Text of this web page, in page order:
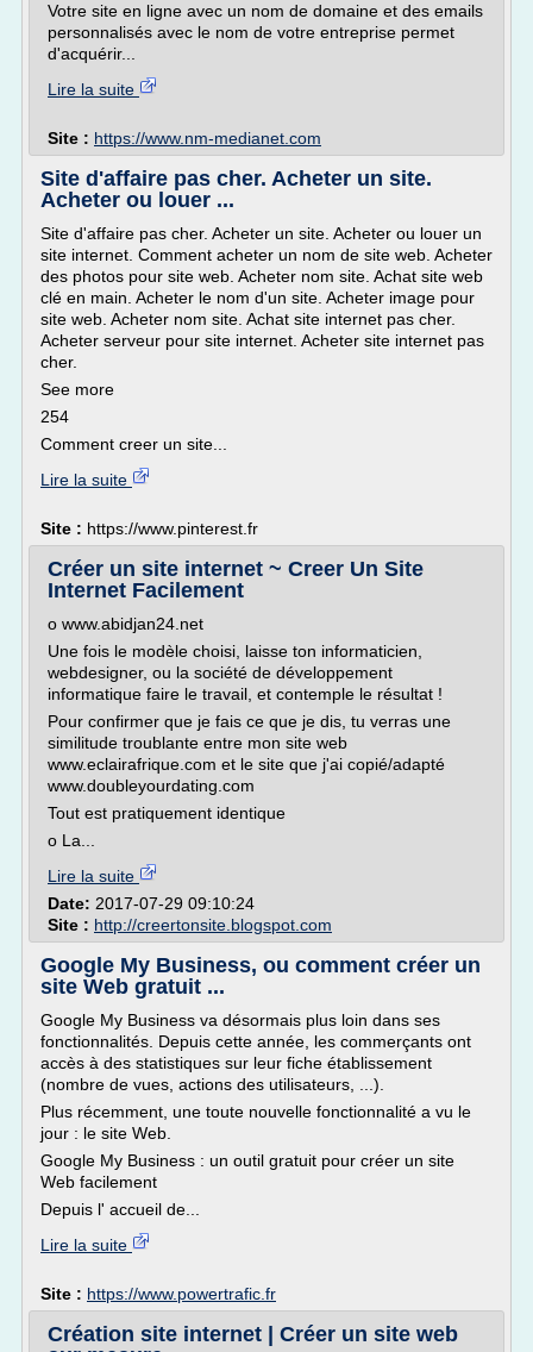
Votre site en ligne avec un nom de domaine et des emails
personnalisés avec le nom de votre entreprise permet
d'acquérir...
Lire la suite
Site : https://www.nm-medianet.com
Site d'affaire pas cher. Acheter un site.
Acheter ou louer ...
Site d'affaire pas cher. Acheter un site. Acheter ou louer un
site internet. Comment acheter un nom de site web. Acheter
des photos pour site web. Acheter nom site. Achat site web
clé en main. Acheter le nom d'un site. Acheter image pour
site web. Acheter nom site. Achat site internet pas cher.
Acheter serveur pour site internet. Acheter site internet pas
cher.
See more
254
Comment creer un site...
Lire la suite
Site : https://www.pinterest.fr
Créer un site internet ~ Creer Un Site
Internet Facilement
o www.abidjan24.net
Une fois le modèle choisi, laisse ton informaticien,
webdesigner, ou la société de développement
informatique faire le travail, et contemple le résultat !
Pour confirmer que je fais ce que je dis, tu verras une
similitude troublante entre mon site web
www.eclairafrique.com et le site que j'ai copié/adapté
www.doubleyourdating.com
Tout est pratiquement identique
o La...
Lire la suite
Date: 2017-07-29 09:10:24
Site : http://creertonsite.blogspot.com
Google My Business, ou comment créer un
site Web gratuit ...
Google My Business va désormais plus loin dans ses
fonctionnalités. Depuis cette année, les commerçants ont
accès à des statistiques sur leur fiche établissement
(nombre de vues, actions des utilisateurs, ...).
Plus récemment, une toute nouvelle fonctionnalité a vu le
jour : le site Web.
Google My Business : un outil gratuit pour créer un site
Web facilement
Depuis l' accueil de...
Lire la suite
Site : https://www.powertrafic.fr
Création site internet | Créer un site web